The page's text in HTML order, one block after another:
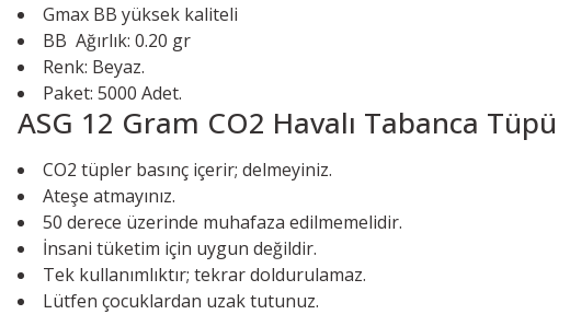
Gmax BB yüksek kaliteli
BB Ağırlık: 0.20 gr
Renk: Beyaz.
Paket: 5000 Adet.
ASG 12 Gram CO2 Havalı Tabanca Tüpü
CO2 tüpler basınç içerir; delmeyiniz.
Ateşe atmayınız.
50 derece üzerinde muhafaza edilmemelidir.
İnsani tüketim için uygun değildir.
Tek kullanımlıktır; tekrar doldurulamaz.
Lütfen çocuklardan uzak tutunuz.